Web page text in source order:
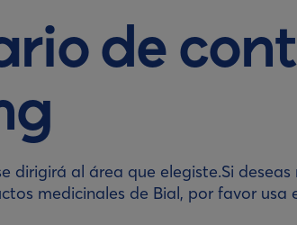
de
dirigirá al área que elegiste.Si
medicinales de Bial, por favor usa